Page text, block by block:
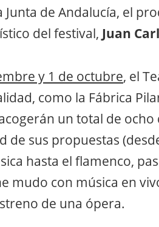
de Andalucía, el
del festival, Juan
y 1 de octubre, el
como la Fábrica
un total de
de sus propuestas
hasta el flamenco,
mudo con música en
de una ópera.